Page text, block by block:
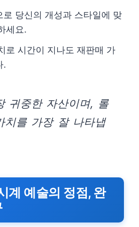
로 당신의 개성과 스타일에 맞
세요.
로 시간이 지나도 재판매 가
.
귀중한 자산이며, 롤
치를 가장 잘 나타냅
계 예술의 정점, 완